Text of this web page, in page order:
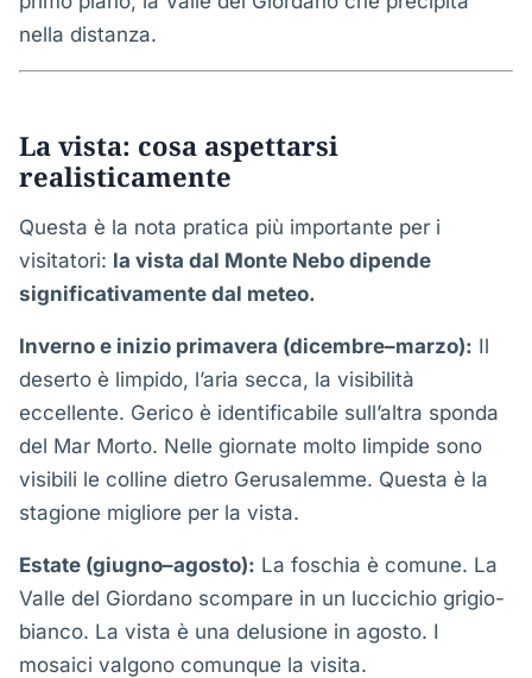
nella distanza.
La vista: cosa aspettarsi
realisticamente
Questa è la nota pratica più importante per i
visitatori: la vista dal Monte Nebo dipende
significativamente dal meteo.
Inverno e inizio primavera (dicembre–marzo): Il
deserto è limpido, l’aria secca, la visibilità
eccellente. Gerico è identificabile sull’altra sponda
del Mar Morto. Nelle giornate molto limpide sono
visibili le colline dietro Gerusalemme. Questa è la
stagione migliore per la vista.
Estate (giugno–agosto): La foschia è comune. La
Valle del Giordano scompare in un luccichio grigio-
bianco. La vista è una delusione in agosto. I
mosaici valgono comunque la visita.